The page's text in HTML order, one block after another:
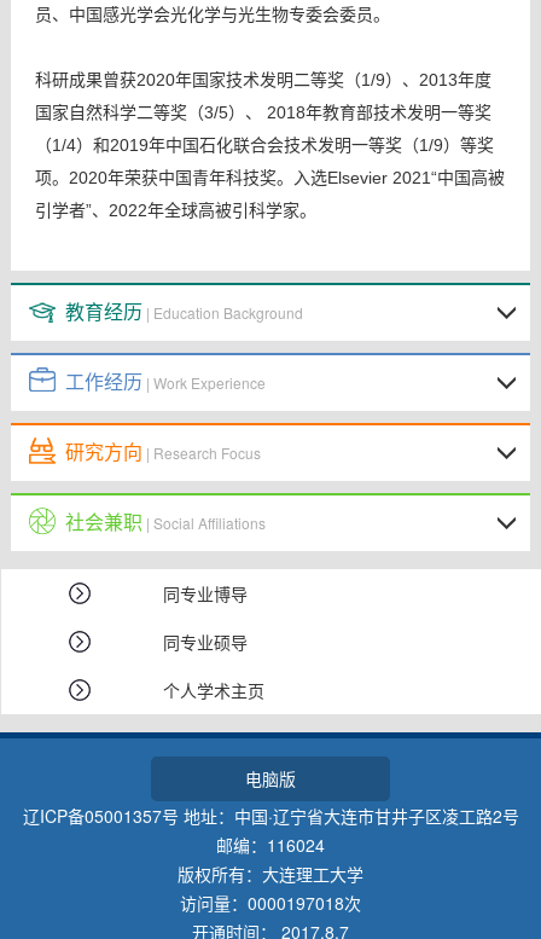
员、中国感光学会光化学与光生物专委会委员。
科研成果曾获2020年国家技术发明二等奖（1/9）、 2013年度
国家自然科学二等奖（3/5）、 2018年教育部技术发明一等奖
（1/4）和2019年中国石化联合会技术发明一等奖（1/9）等奖
项。 2020年荣获中国青年科技奖。入选Elsevier 2021“中国高被
引学者”、 2022年全球高被引科学家。
教育经历 | Education Background
工作经历 | Work Experience
研究方向 | Research Focus
社会兼职 | Social Affiliations
同专业博导
同专业硕导
个人学术主页
电脑版
辽ICP备05001357号 地址：中国·辽宁省大连市甘井子区凌工路2号
邮编：116024
版权所有：大连理工大学
访问量： 0000197018次
开通时间： 2017.8.7